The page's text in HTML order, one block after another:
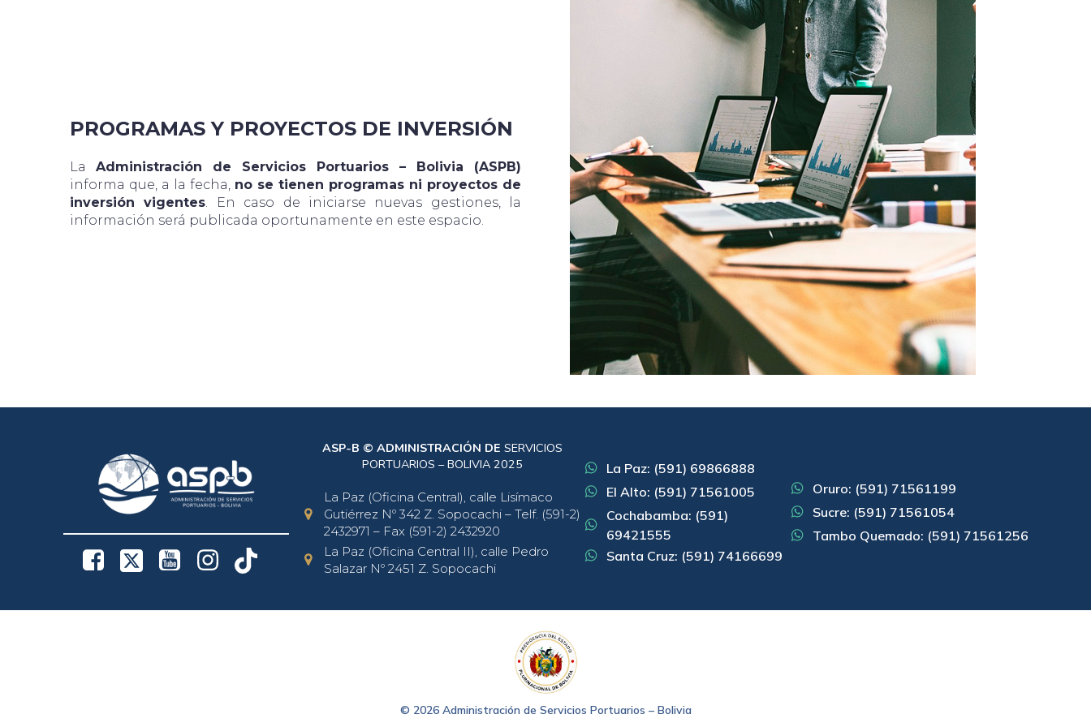
PROGRAMAS Y PROYECTOS DE INVERSIÓN
La Administración de Servicios Portuarios – Bolivia (ASPB)
informa que, a la fecha, no se tienen programas ni proyectos de
inversión vigentes . En caso de iniciarse nuevas gestiones, la
información será publicada oportunamente en este espacio.
ASP-B © ADMINISTRACIÓN DE SERVICIOS
PORTUARIOS – BOLIVIA 2025
La Paz (Oficina Central), calle Lisímaco
Gutiérrez Nº 342 Z. Sopocachi – Telf. (591-2)
2432971 – Fax (591-2) 2432920
La Paz (Oficina Central II), calle Pedro
Salazar Nº 2451 Z. Sopocachi
La Paz: (591) 69866888
El Alto: (591) 71561005
Cochabamba: (591)
69421555
Santa Cruz: (591) 74166699
Oruro: (591) 71561199
Sucre: (591) 71561054
Tambo Quemado: (591) 71561256
© 2026 Administración de Servicios Portuarios – Bolivia